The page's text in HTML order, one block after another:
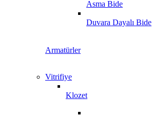
Asma Bide
Duvara Dayalı Bide
Armatürler
Vitrifiye
Klozet